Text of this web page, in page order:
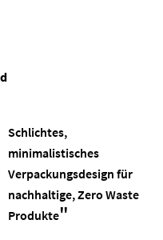
Schlichtes,
minimalistisches
Verpackungsdesign für
nachhaltige, Zero Waste
Produkte"